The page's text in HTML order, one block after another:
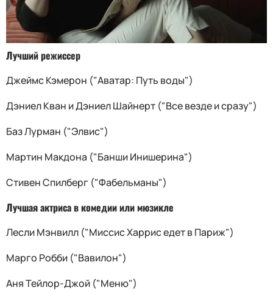
Лучший режиссер
Джеймс Кэмерон ("Аватар: Путь воды")
Дэниел Кван и Дэниел Шайнерт ("Все везде и сразу")
Баз Лурман ("Элвис")
Мартин Макдона ("Банши Инишерина")
Стивен Спилберг ("Фабельманы")
Лучшая актриса в комедии или мюзикле
Лесли Мэнвилл ("Миссис Харрис едет в Париж")
Марго Робби ("Вавилон")
Аня Тейлор-Джой ("Меню")